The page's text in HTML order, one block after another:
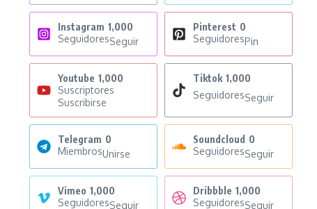
Instagram 1,000
SeguidoresSeguir
Pinterest 0
SeguidoresPin
Youtube 1,000
Suscriptores
Suscribirse
Tiktok 1,000
SeguidoresSeguir
Telegram 0
MiembrosUnirse
Soundcloud 0
SeguidoresSeguir
Vimeo 1,000
SeguidoresSeguir
Dribbble 1,000
SeguidoresSeguir